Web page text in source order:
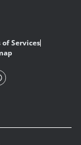
of Services